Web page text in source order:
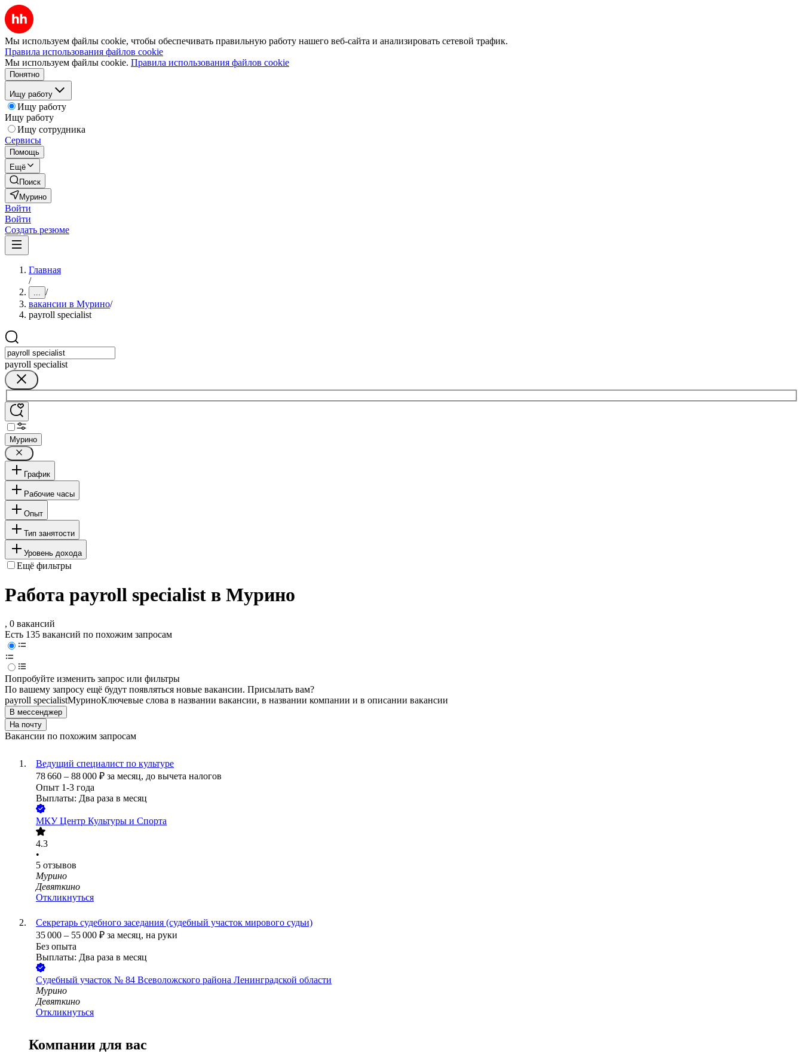
Мы используем файлы cookie, чтобы обеспечивать правильную работу нашего веб-сайта и анализировать сетевой трафик.
Правила использования файлов cookie
Мы используем файлы cookie. Правила использования файлов cookie
Понятно
Ищу работу
Ищу работу
Ищу работу
Ищу сотрудника
Сервисы
Помощь
Ещё
Поиск
Мурино
Войти
Войти
Создать резюме
Главная
/
... /
вакансии в Мурино/
payroll specialist
payroll specialist
Мурино
График
Рабочие часы
Опыт
Тип занятости
Уровень дохода
Ещё фильтры
Работа payroll specialist в Мурино
, 0 вакансий
Есть 135 вакансий по похожим запросам
Попробуйте изменить запрос или фильтры
По вашему запросу ещё будут появляться новые вакансии. Присылать вам?
payroll specialistМуриноКлючевые слова в названии вакансии, в названии компании и в описании вакансии
В мессенджер
На почту
Вакансии по похожим запросам
Ведущий специалист по культуре
78 660 – 88 000 ₽ за месяц, до вычета налогов
Опыт 1-3 года
Выплаты: Два раза в месяц
МКУ Центр Культуры и Спорта
4.3
•
5 отзывов
Мурино
Девяткино
Откликнуться
Секретарь судебного заседания (судебный участок мирового судьи)
35 000 – 55 000 ₽ за месяц, на руки
Без опыта
Выплаты: Два раза в месяц
Судебный участок № 84 Всеволожского района Ленинградской области
Мурино
Девяткино
Откликнуться
Компании для вас